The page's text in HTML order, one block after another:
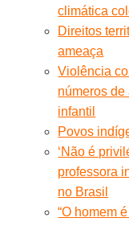
climática
Direitos
ameaça
Violência
números
infantil
Povos
‘Não é
professora
no Brasil
“O homem